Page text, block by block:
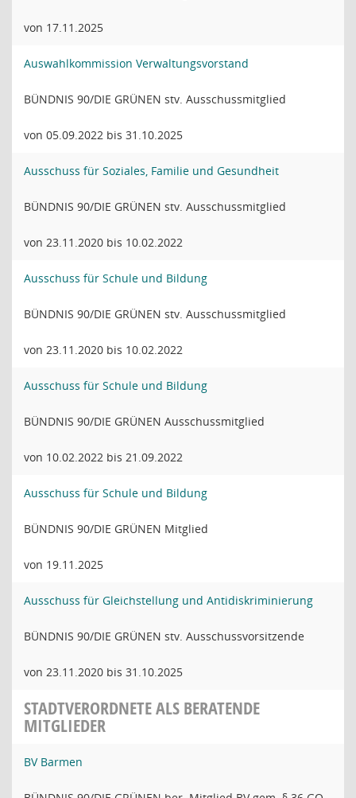
von 17.11.2025
Auswahlkommission Verwaltungsvorstand
BÜNDNIS 90/DIE GRÜNEN stv. Ausschussmitglied
von 05.09.2022 bis 31.10.2025
Ausschuss für Soziales, Familie und Gesundheit
BÜNDNIS 90/DIE GRÜNEN stv. Ausschussmitglied
von 23.11.2020 bis 10.02.2022
Ausschuss für Schule und Bildung
BÜNDNIS 90/DIE GRÜNEN stv. Ausschussmitglied
von 23.11.2020 bis 10.02.2022
Ausschuss für Schule und Bildung
BÜNDNIS 90/DIE GRÜNEN Ausschussmitglied
von 10.02.2022 bis 21.09.2022
Ausschuss für Schule und Bildung
BÜNDNIS 90/DIE GRÜNEN Mitglied
von 19.11.2025
Ausschuss für Gleichstellung und Antidiskriminierung
BÜNDNIS 90/DIE GRÜNEN stv. Ausschussvorsitzende
von 23.11.2020 bis 31.10.2025
STADTVERORDNETE ALS BERATENDE
MITGLIEDER
BV Barmen